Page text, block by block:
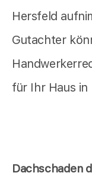
Hersfeld
Gutachter
für Ihr Haus
Dachschaden